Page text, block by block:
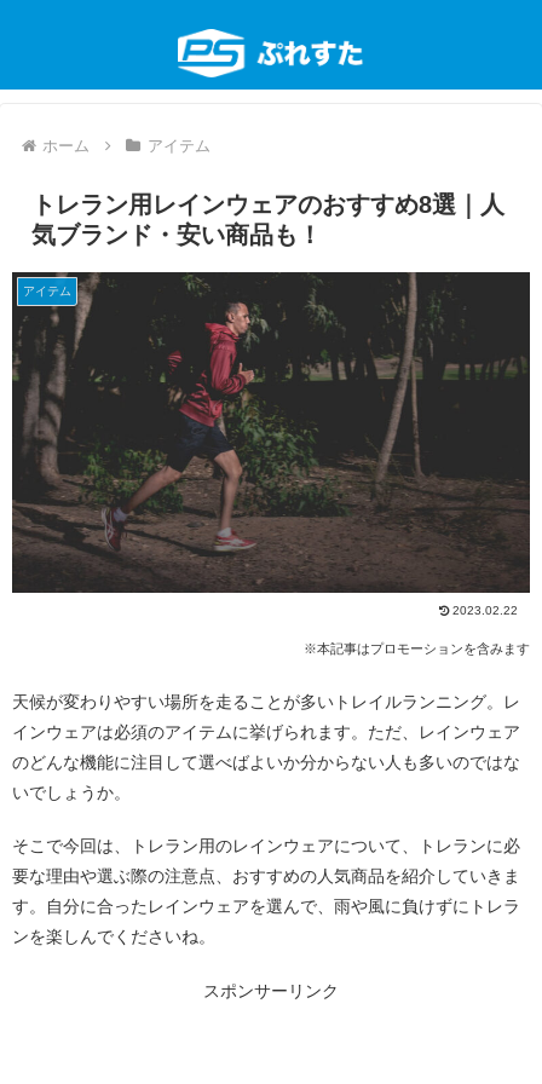
ホーム アイテム
トレラン用レインウェアのおすすめ8選｜人
気ブランド・安い商品も！
アイテム
2023.02.22
※本記事はプロモーションを含みます
天候が変わりやすい場所を走ることが多いトレイルランニング。レ
インウェアは必須のアイテムに挙げられます。ただ、レインウェア
のどんな機能に注目して選べばよいか分からない人も多いのではな
いでしょうか。
そこで今回は、トレラン用のレインウェアについて、トレランに必
要な理由や選ぶ際の注意点、おすすめの人気商品を紹介していきま
す。自分に合ったレインウェアを選んで、雨や風に負けずにトレラ
ンを楽しんでくださいね。
スポンサーリンク